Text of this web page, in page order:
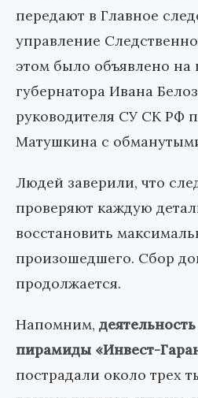
передают в Главное
управление
этом было объявлено на
губернатора Ивана
руководителя СУ СК РФ
Матушкина с
Людей заверили, что
проверяют каждую
восстановить
произошедшего. Сбор
продолжается.
Напомним,
пирамиды «Инвест-
пострадали около трех